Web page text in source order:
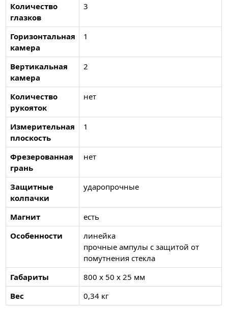
Количество
глазков
3
Горизонтальная
камера
1
Вертикальная
камера
2
Количество
рукояток
нет
Измерительная
плоскость
1
Фрезерованная
грань
нет
Защитные
колпачки
ударопрочные
Магнит
есть
Особенности
линейка
прочные ампулы с защитой от
помутнения стекла
Габариты
800 x 50 x 25 мм
Вес
0,34 кг